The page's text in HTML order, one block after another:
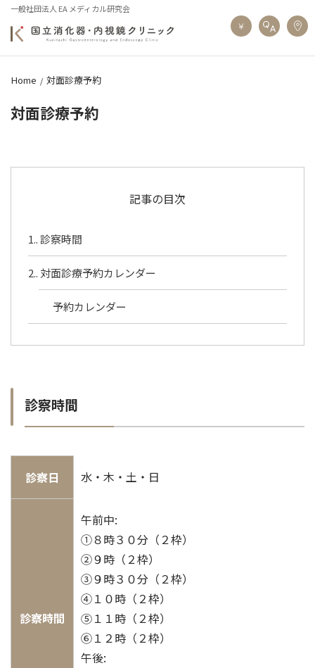
一般社団法人 EA メディカル研究会
Home 対面診療予約
対面診療予約
記事の目次
1. 診察時間
2. 対面診療予約カレンダー
予約カレンダー
診察時間
診察日 水・木・土・日
診察時間
午前中:
①８時３０分（２枠）
②９時（２枠）
③９時３０分（２枠）
④１０時（２枠）
⑤１１時（２枠）
⑥１２時（２枠）
午後: